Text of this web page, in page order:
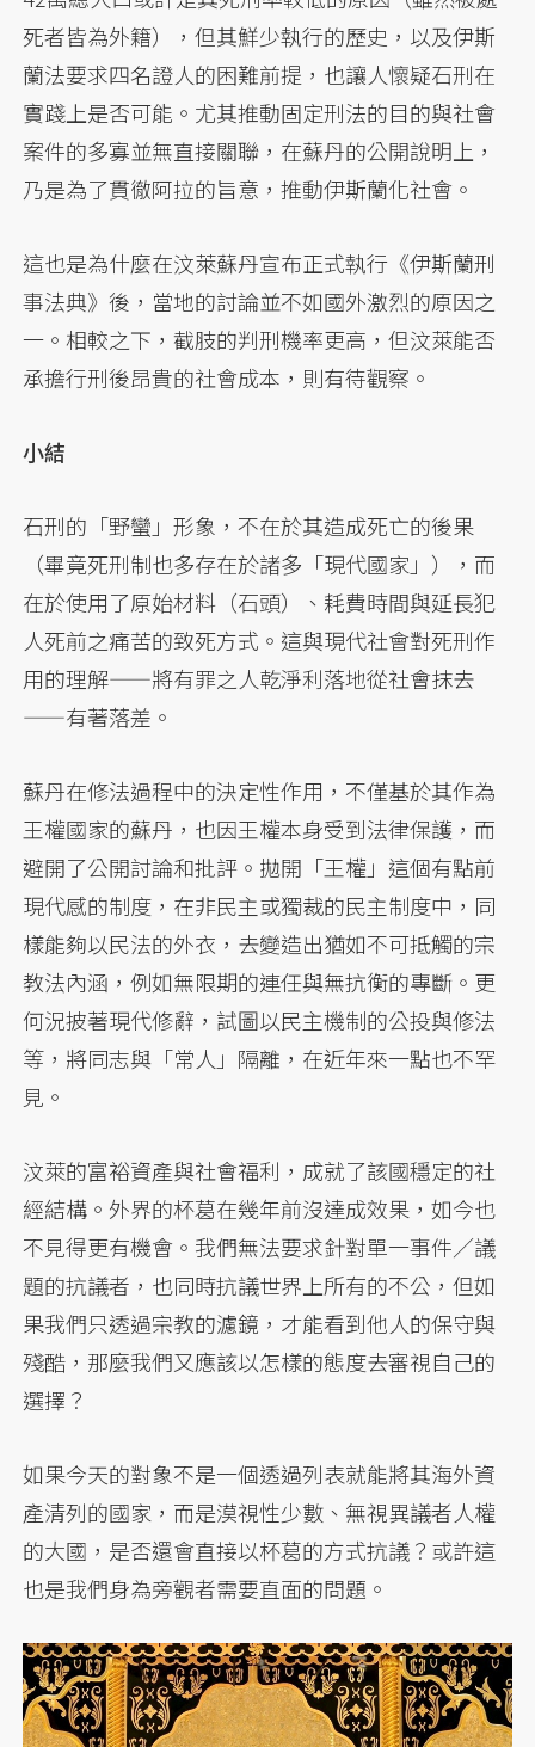
死者皆為外籍），但其鮮少執行的歷史，以及伊斯
蘭法要求四名證人的困難前提，也讓人懷疑石刑在
實踐上是否可能。尤其推動固定刑法的目的與社會
案件的多寡並無直接關聯，在蘇丹的公開說明上，
乃是為了貫徹阿拉的旨意，推動伊斯蘭化社會。
這也是為什麼在汶萊蘇丹宣布正式執行《伊斯蘭刑
事法典》後，當地的討論並不如國外激烈的原因之
一。相較之下，截肢的判刑機率更高，但汶萊能否
承擔行刑後昂貴的社會成本，則有待觀察。
小結
石刑的「野蠻」形象，不在於其造成死亡的後果
（畢竟死刑制也多存在於諸多「現代國家」），而
在於使用了原始材料（石頭）、耗費時間與延長犯
人死前之痛苦的致死方式。這與現代社會對死刑作
用的理解——將有罪之人乾淨利落地從社會抹去
——有著落差。
蘇丹在修法過程中的決定性作用，不僅基於其作為
王權國家的蘇丹，也因王權本身受到法律保護，而
避開了公開討論和批評。拋開「王權」這個有點前
現代感的制度，在非民主或獨裁的民主制度中，同
樣能夠以民法的外衣，去變造出猶如不可抵觸的宗
教法內涵，例如無限期的連任與無抗衡的專斷。更
何況披著現代修辭，試圖以民主機制的公投與修法
等，將同志與「常人」隔離，在近年來一點也不罕
見。
汶萊的富裕資產與社會福利，成就了該國穩定的社
經結構。外界的杯葛在幾年前沒達成效果，如今也
不見得更有機會。我們無法要求針對單一事件／議
題的抗議者，也同時抗議世界上所有的不公，但如
果我們只透過宗教的濾鏡，才能看到他人的保守與
殘酷，那麼我們又應該以怎樣的態度去審視自己的
選擇？
如果今天的對象不是一個透過列表就能將其海外資
產清列的國家，而是漠視性少數、無視異議者人權
的大國，是否還會直接以杯葛的方式抗議？或許這
也是我們身為旁觀者需要直面的問題。